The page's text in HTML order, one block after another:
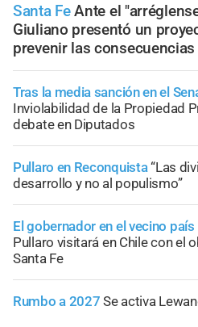
Santa Fe Ante el
Giuliano presentó un
prevenir las consecuencias
Tras la media sanción en el
Inviolabilidad de la Propiedad
debate en Diputados
Pullaro en Reconquista“Las
desarrollo y no al populismo”
El gobernador en el vecino país
Pullaro visitará en Chile con el
Santa Fe
Rumbo a 2027 Se activa